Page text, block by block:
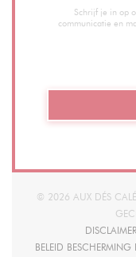
Schrijf je in op
communicatie en
© 2026 AUX DÉS
DISCLAIMER
BELEID BESCHERMING